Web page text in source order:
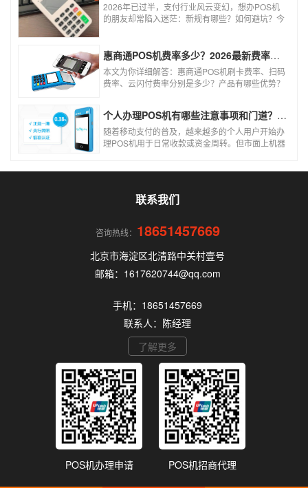
2026年已过半，支付行业风云变幻，想办POS机
的朋友却常陷入迷茫：新规有哪些？如何避坑？今
使用！
惠商通POS机费率多少？2026最新费率标准及办理全攻略
本文为你详细解答：惠商通POS机刷卡费率、扫码
费率、云闪付费率分别是多少？产品有哪些优势？
个人办理POS机有哪些注意事项和门道？（2026最新避坑指南）
随着移动支付的普及，越来越多的个人用户开始办
理POS机用于日常收款或资金周转。但市面上机器
联系我们
咨询热线： 18651457669
北京市海淀区北清路中关村壹号
邮箱：1617620744@qq.com
手机：18651457669
联系人：陈经理
了解更多
POS机办理申请 POS机招商代理